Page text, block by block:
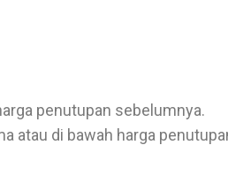
penutupan sebelumnya.
atau di bawah harga